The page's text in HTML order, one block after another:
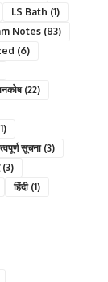
LS Bath (1)
Notes (83)
(6)
(22)
सूचना(3)
(3)
हिंदी(1)